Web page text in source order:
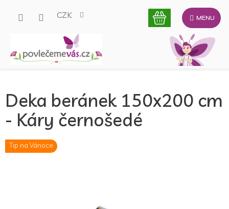
CZK
Deka beránek 150x200 cm
- Káry černošedé
Tip na Vánoce